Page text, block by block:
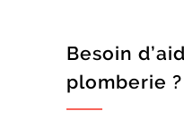
Besoin
plomberie ?